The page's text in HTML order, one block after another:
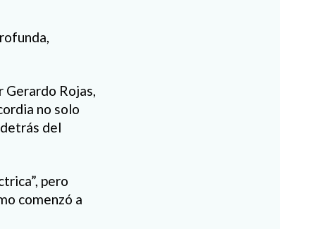
Gerardo Rojas,
no solo
del
pero
comenzó a